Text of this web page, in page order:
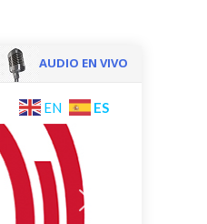
AUDIO EN VIVO
content
EN ES